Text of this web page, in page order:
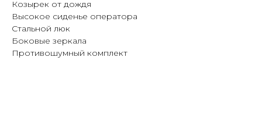
Козырек от дождя
Высокое сиденье оператора
Стальной люк
Боковые зеркала
Противошумный комплект